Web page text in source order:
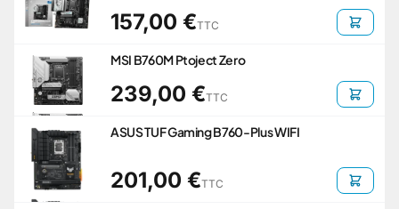
157,00 €TTC
MSI B760M Ptoject Zero
239,00 €TTC
ASUS TUF Gaming B760-Plus WIFI
201,00 €TTC